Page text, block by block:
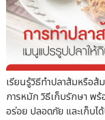
เรียนรู้วิธีทำปลาส้มหรือ
การหมัก วิธีเก็บรักษา พร้
อร่อย ปลอดภัย และเก็บไ